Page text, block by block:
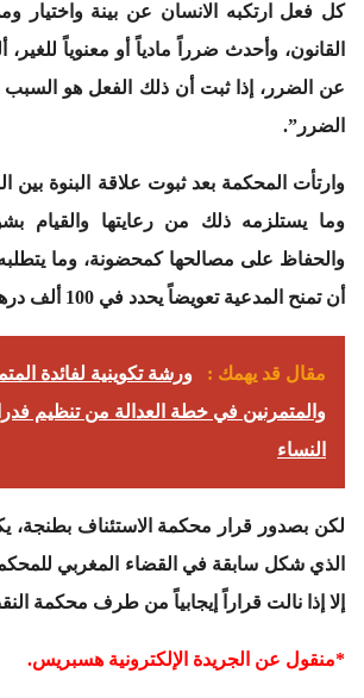
كل فعل ارتكبه الانسان عن بينة واختيار
القانون، وأحدث ضرراً مادياً أو معنوياً
عن الضرر، إذا ثبت أن ذلك الفعل هو
الضرر”.
وارتأت المحكمة بعد ثبوت علاقة البنوة بين
وما يستلزمه ذلك من رعايتها والقيام
والحفاظ على مصالحها كمحضونة، وما
أن تمنح المدعية تعويضاً يحدد في 100 ألف درهم.
مقال قد يهمك :
ورشة تكوينية لفائدة
والمتمرنين في خطة العدالة من تنظيم
النساء
لكن بصدور قرار محكمة الاستئناف بطنجة،
الذي شكل سابقة في القضاء المغربي للمحكمة
إلا إذا نالت قراراً إيجابياً من طرف محكمة
*منقول عن الجريدة الإلكترونية هسبريس.